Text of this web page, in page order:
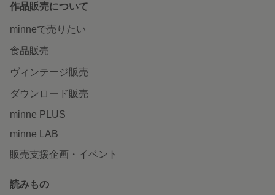
作品販売について
minneで売りたい
食品販売
ヴィンテージ販売
ダウンロード販売
minne PLUS
minne LAB
販売支援企画・イベント
読みもの